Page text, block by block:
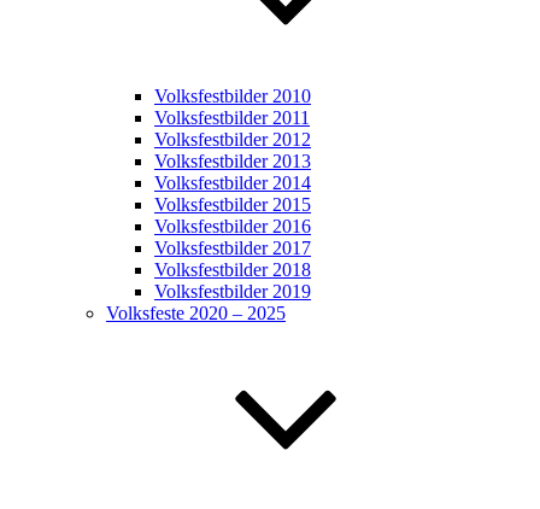
Volksfestbilder 2010
Volksfestbilder 2011
Volksfestbilder 2012
Volksfestbilder 2013
Volksfestbilder 2014
Volksfestbilder 2015
Volksfestbilder 2016
Volksfestbilder 2017
Volksfestbilder 2018
Volksfestbilder 2019
Volksfeste 2020 – 2025